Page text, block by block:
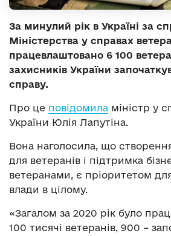
За минулий рік в Україні за
Міністерства у справах
працевлаштовано 6 100
захисників України
справу.
Про це повідомила міністр у
України Юлія Лапутіна.
Вона наголосила, що
для ветеранів і підтримка
ветеранами, є пріоритетом
влади в цілому.
«Загалом за 2020 рік було
100 тисячі ветеранів, 900 –